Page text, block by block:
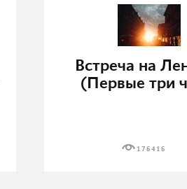
Встреча на
(Первые три
176416